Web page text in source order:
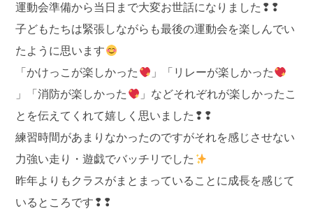
運動会準備から当日まで大変お世話になりました❢❢
子どもたちは緊張しながらも最後の運動会を楽しんでい
たように思います
「かけっこが楽しかった
」「リレーが楽しかった
」「消防が楽しかった
」などそれぞれが楽しかったこ
とを伝えてくれて嬉しく思いました❢❢
練習時間があまりなかったのですがそれを感じさせない
力強い走り・遊戯でバッチリでした
昨年よりもクラスがまとまっていることに成長を感じて
いるところです❢❢